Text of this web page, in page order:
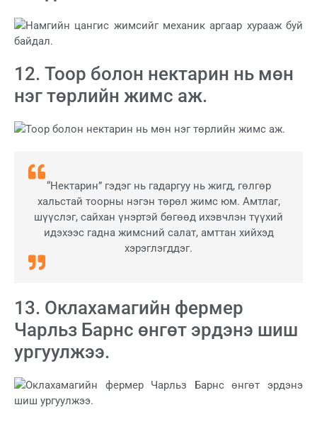
12. Тоор болон нектарин нь мөн
нэг төрлийн жимс аж.
“Нектарин” гэдэг нь гадаргуу нь жигд, гөлгөр
хальстай тоорны нэгэн төрөл жимс юм. Амтлаг,
шүүслэг, сайхан үнэртэй бөгөөд ихэвчлэн түүхий
идэхээс гадна жимсний салат, амттан хийхэд
хэрэглэгддэг.
13. Оклахамагийн фермер
Чарльз Барнс өнгөт эрдэнэ шиш
ургуулжээ.